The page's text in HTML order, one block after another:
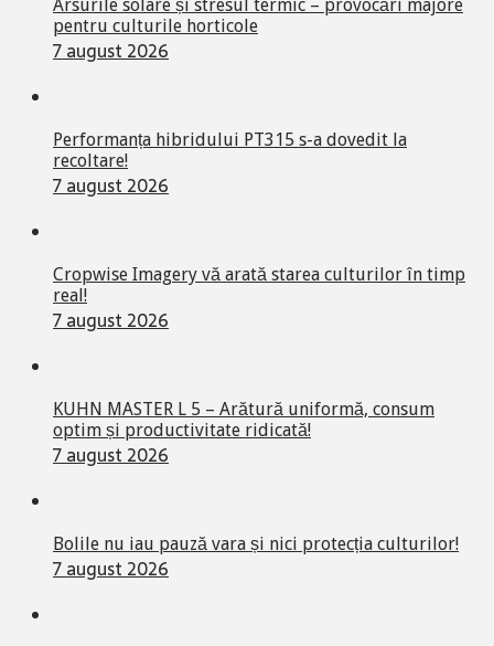
Arsurile solare și stresul termic – provocări majore
pentru culturile horticole
7 august 2026
Performanța hibridului PT315 s-a dovedit la
recoltare!
7 august 2026
Cropwise Imagery vă arată starea culturilor în timp
real!
7 august 2026
KUHN MASTER L 5 – Arătură uniformă, consum
optim și productivitate ridicată!
7 august 2026
Bolile nu iau pauză vara și nici protecția culturilor!
7 august 2026